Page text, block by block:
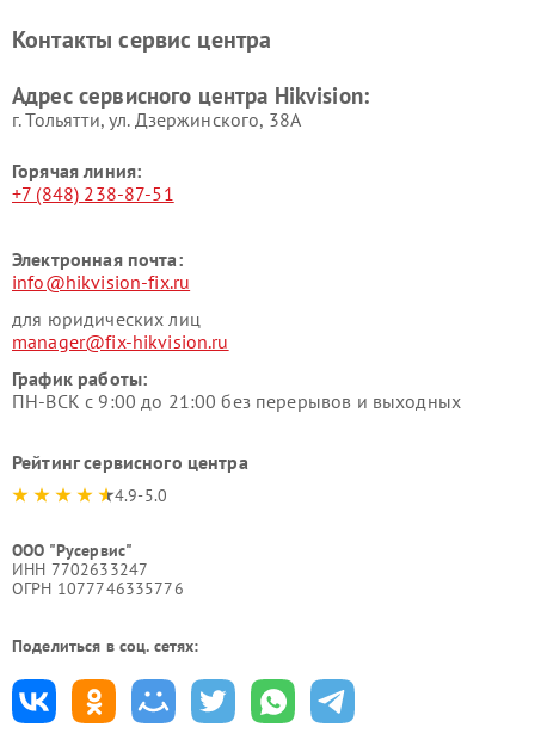
Контакты сервис центра
Адрес сервисного центра Hikvision:
г. Тольятти, ул. Дзержинского, 38А
Горячая линия:
+7 (848) 238-87-51
Электронная почта:
info@hikvision-fix.ru
для юридических лиц
manager@fix-hikvision.ru
График работы:
ПН-ВСК с 9:00 до 21:00 без перерывов и выходных
Рейтинг сервисного центра
4.9-5.0
ООО "Русервис"
ИНН 7702633247
ОГРН 1077746335776
Поделиться в соц. сетях: